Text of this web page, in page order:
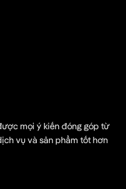
mọi ý kiến đóng góp từ
vụ và sản phẩm tốt hơn